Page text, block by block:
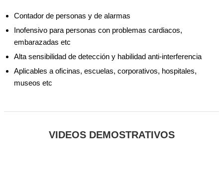
Contador de personas y de alarmas
Inofensivo para personas con problemas cardiacos,
embarazadas etc
Alta sensibilidad de detección y habilidad anti-interferencia
Aplicables a oficinas, escuelas, corporativos, hospitales,
museos etc
VIDEOS DEMOSTRATIVOS